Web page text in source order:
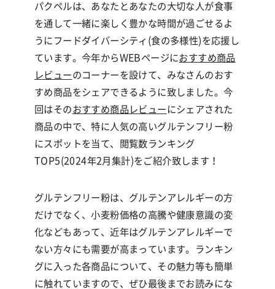
パクペルは、 あなたとあなたの大切な人が食事
を通して一緒に楽しく豊かな時間が過ごせるよ
うに フードダイバーシティ(食の多様性)を応援し
ています。今年からWEBページにおすすめ商品
レビューのコーナーを設けて、みなさんのおす
すめ商品をシェアできるように致しました。今
回はそのおすすめ商品レビュー にシェアされた
商品の中で、特に人気の高いグルテンフリー粉
にスポットを当て、閲覧数ランキング
TOP5(2024年2月集計)をご紹介致します！
グルテンフリー粉は、グルテンアレルギーの方
だけでなく、小麦粉価格の高騰や健康意識の変
化などもあって、近年はグルテンアレルギーで
ない方々にも需要が高まっています。ランキン
グに入った各商品について、その魅力等も簡単
に触れていますので、ぜひ最後までお読みにな